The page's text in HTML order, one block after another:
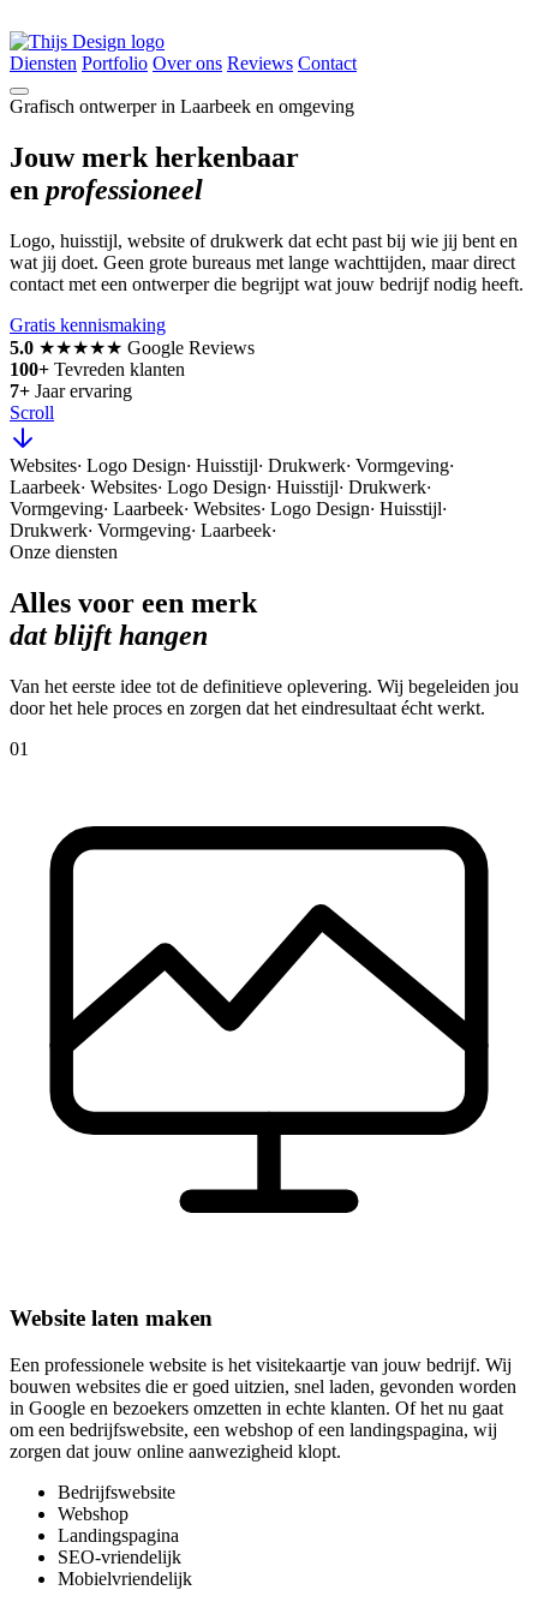
Diensten Portfolio Over ons Reviews Contact
Grafisch ontwerper in Laarbeek en omgeving
Jouw merk herkenbaar
en professioneel
Logo, huisstijl, website of drukwerk dat echt past bij wie jij bent en
wat jij doet. Geen grote bureaus met lange wachttijden, maar direct
contact met een ontwerper die begrijpt wat jouw bedrijf nodig heeft.
Gratis kennismaking
5.0 ★★★★★ Google Reviews
100+ Tevreden klanten
7+ Jaar ervaring
Scroll
Websites· Logo Design· Huisstijl· Drukwerk· Vormgeving·
Laarbeek· Websites· Logo Design· Huisstijl· Drukwerk·
Vormgeving· Laarbeek· Websites· Logo Design· Huisstijl·
Drukwerk· Vormgeving· Laarbeek·
Onze diensten
Alles voor een merk
dat blijft hangen
Van het eerste idee tot de definitieve oplevering. Wij begeleiden jou
door het hele proces en zorgen dat het eindresultaat écht werkt.
01
Website laten maken
Een professionele website is het visitekaartje van jouw bedrijf. Wij
bouwen websites die er goed uitzien, snel laden, gevonden worden
in Google en bezoekers omzetten in echte klanten. Of het nu gaat
om een bedrijfswebsite, een webshop of een landingspagina, wij
zorgen dat jouw online aanwezigheid klopt.
Bedrijfswebsite
Webshop
Landingspagina
SEO-vriendelijk
Mobielvriendelijk